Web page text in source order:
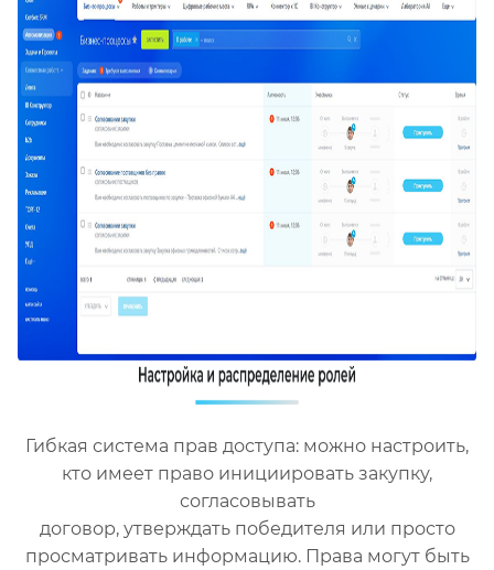
Гибкая система прав доступа: можно настроить,
кто имеет право инициировать закупку,
согласовывать
договор, утверждать победителя или просто
просматривать информацию. Права могут быть